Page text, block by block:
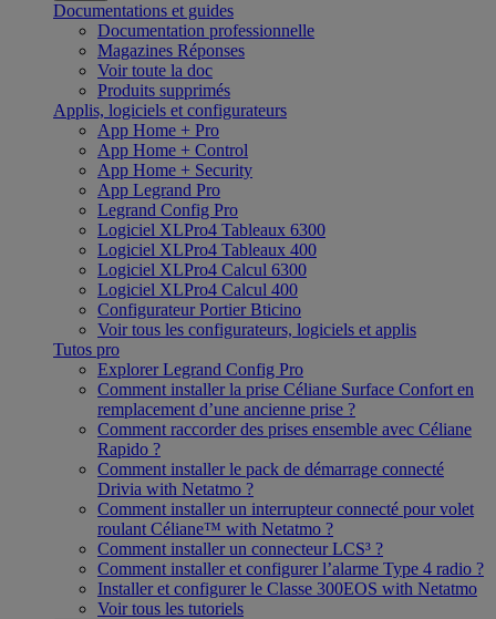
Documentations et guides
Documentation professionnelle
Magazines Réponses
Voir toute la doc
Produits supprimés
Applis, logiciels et configurateurs
App Home + Pro
App Home + Control
App Home + Security
App Legrand Pro
Legrand Config Pro
Logiciel XLPro4 Tableaux 6300
Logiciel XLPro4 Tableaux 400
Logiciel XLPro4 Calcul 6300
Logiciel XLPro4 Calcul 400
Configurateur Portier Bticino
Voir tous les configurateurs, logiciels et applis
Tutos pro
Explorer Legrand Config Pro
Comment installer la prise Céliane Surface Confort en
remplacement d’une ancienne prise ?
Comment raccorder des prises ensemble avec Céliane
Rapido ?
Comment installer le pack de démarrage connecté
Drivia with Netatmo ?
Comment installer un interrupteur connecté pour volet
roulant Céliane™ with Netatmo ?
Comment installer un connecteur LCS³ ?
Comment installer et configurer l’alarme Type 4 radio ?
Installer et configurer le Classe 300EOS with Netatmo
Voir tous les tutoriels